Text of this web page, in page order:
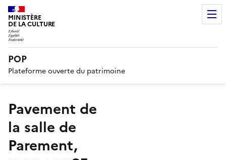
MINISTÈRE
DE LA CULTURE
POP
Plateforme ouverte du patrimoine
Pavement de
la salle de
Parement,